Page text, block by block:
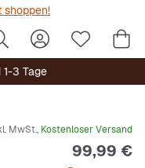
3 Tage
MwSt., Kostenloser Versand
Preis
99,99 €